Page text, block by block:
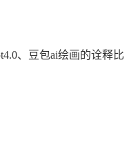
、豆包ai绘画的诠释比